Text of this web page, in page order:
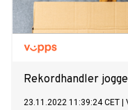
Rekordhandler
23.11.2022 11:39:24 CET